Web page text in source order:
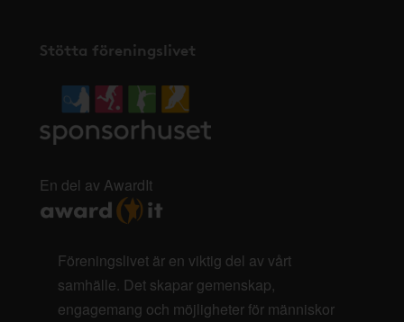
Stötta föreningslivet
En del av AwardIt
Föreningslivet är en viktig del av vårt
samhälle. Det skapar gemenskap,
engagemang och möjligheter för människor